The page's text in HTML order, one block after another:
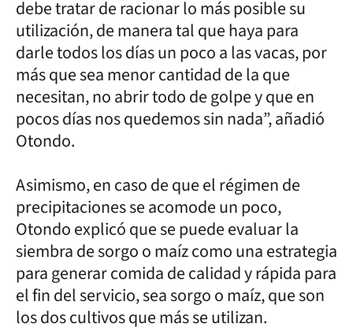
debe tratar de racionar lo más posible su
utilización, de manera tal que haya para
darle todos los días un poco a las vacas, por
más que sea menor cantidad de la que
necesitan, no abrir todo de golpe y que en
pocos días nos quedemos sin nada”, añadió
Otondo.
Asimismo, en caso de que el régimen de
precipitaciones se acomode un poco,
Otondo explicó que se puede evaluar la
siembra de sorgo o maíz como una estrategia
para generar comida de calidad y rápida para
el fin del servicio, sea sorgo o maíz, que son
los dos cultivos que más se utilizan.